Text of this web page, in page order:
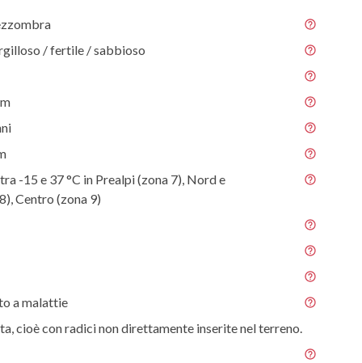
/ fertile / sabbioso
-15 e 37 °C in Prealpi (zona 7), Nord e
Centro (zona 9)
a malattie
cioè con radici non direttamente inserite nel terreno.